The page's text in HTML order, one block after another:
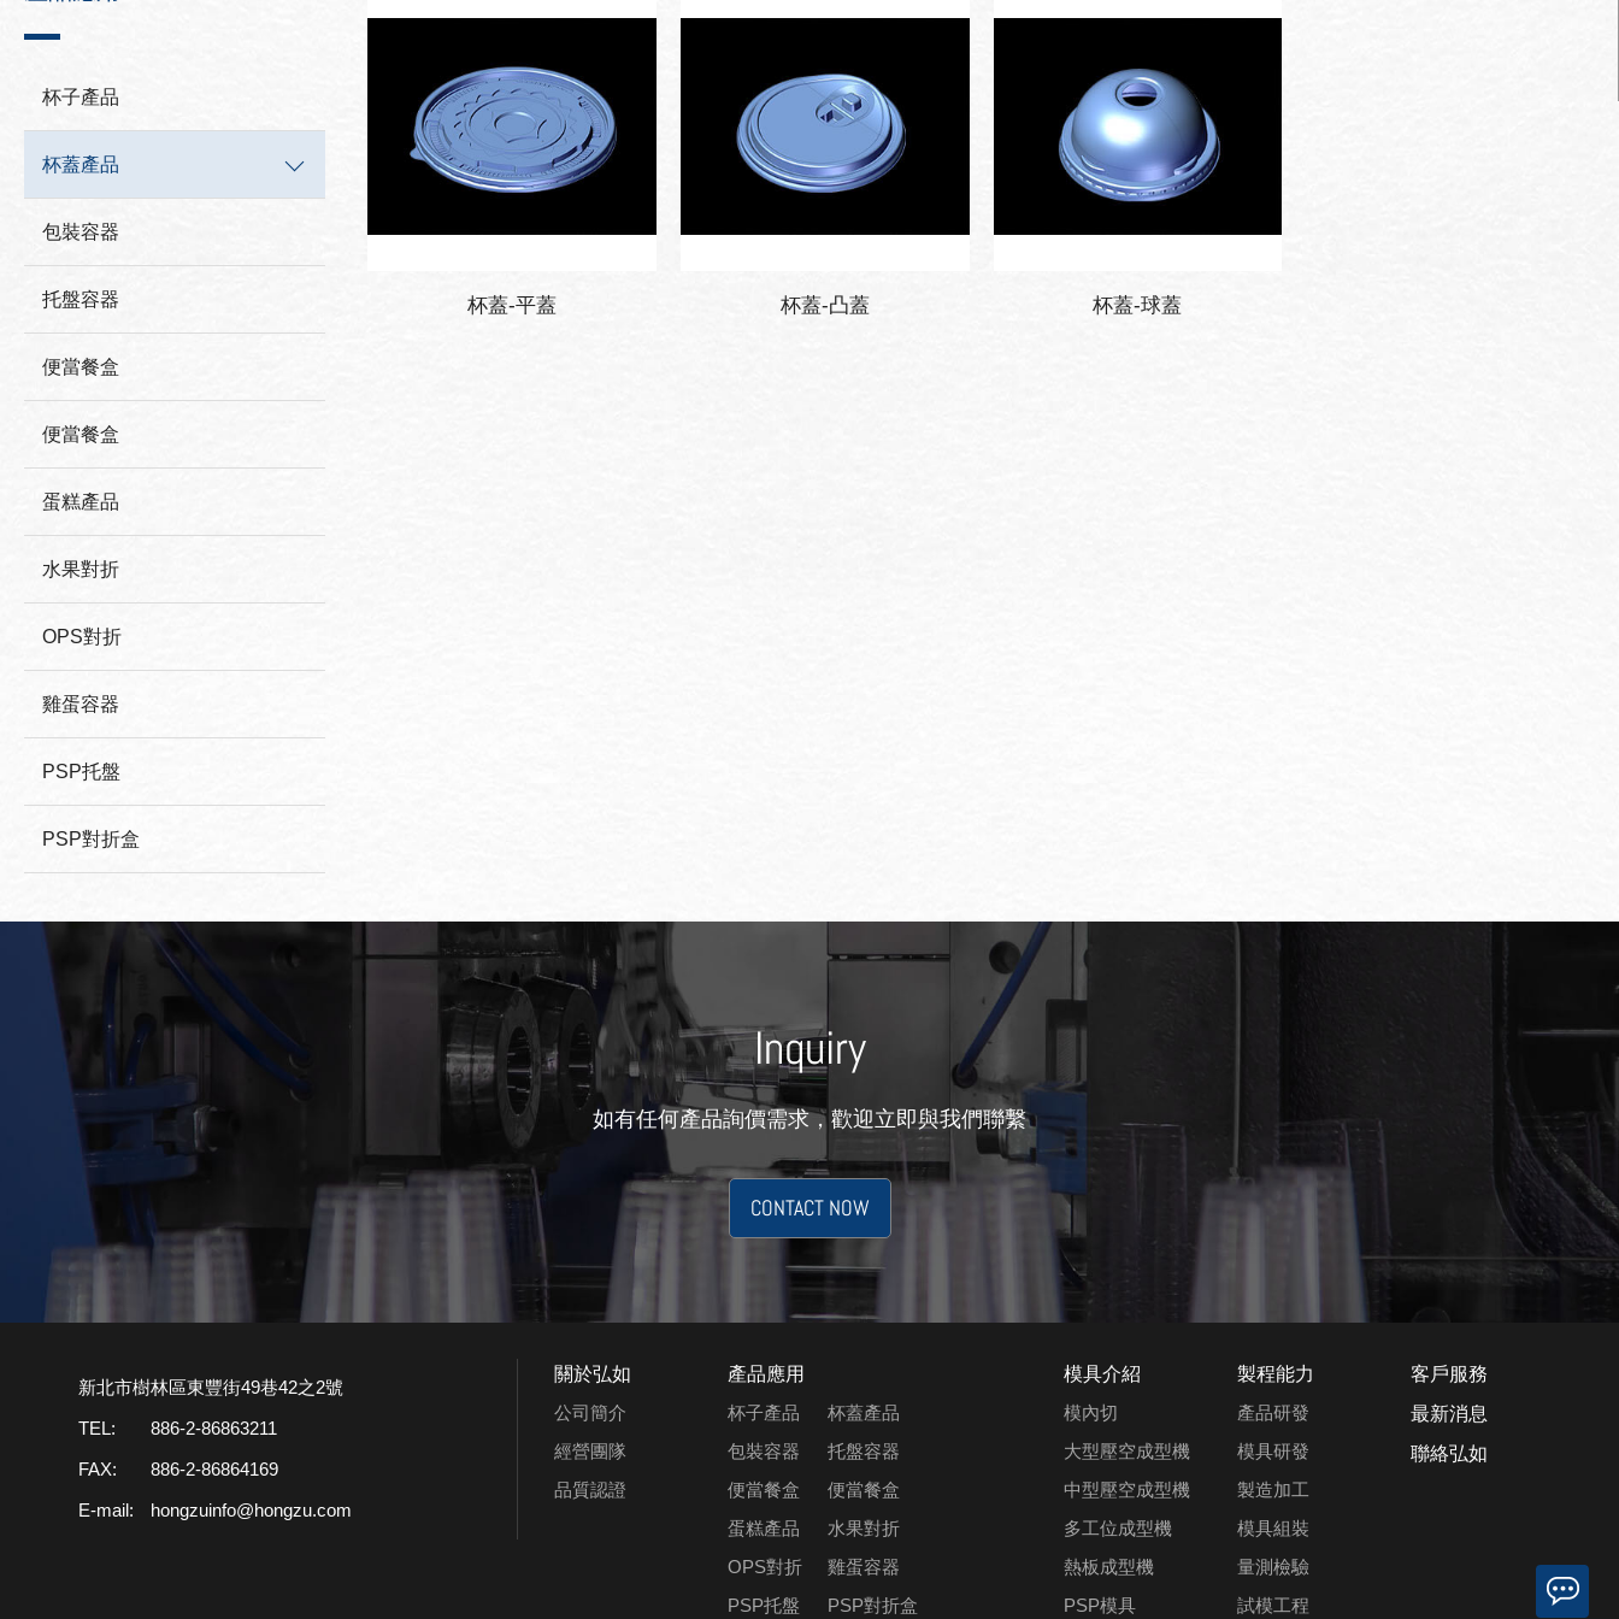
杯子產品
杯蓋產品
包裝容器
托盤容器
便當餐盒
便當餐盒
蛋糕產品
水果對折
OPS對折
雞蛋容器
PSP托盤
PSP對折盒
杯蓋-平蓋 杯蓋-凸蓋 杯蓋-球蓋
Inquiry
如有任何產品詢價需求，歡迎立即與我們聯繫
CONTACT NOW
新北市樹林區東豐街49巷42之2號
TEL:
886-2-86863211
FAX:
886-2-86864169
E-mail:
hongzuinfo@hongzu.com
關於弘如
公司簡介
經營團隊
品質認證
產品應用
杯子產品
杯蓋產品
包裝容器
托盤容器
便當餐盒
便當餐盒
蛋糕產品
水果對折
OPS對折
雞蛋容器
PSP托盤
PSP對折盒
模具介紹
模內切
大型壓空成型機
中型壓空成型機
多工位成型機
熱板成型機
PSP模具
製程能力
產品研發
模具研發
製造加工
模具組裝
量測檢驗
試模工程
客戶服務
最新消息
聯絡弘如